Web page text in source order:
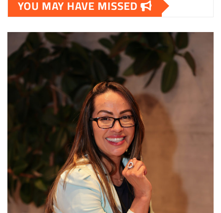
YOU MAY HAVE MISSED